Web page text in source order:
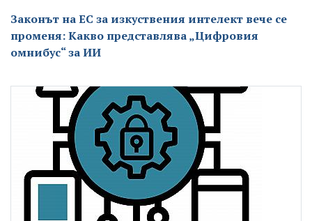
Законът на ЕС за изкуствения интелект вече се
променя: Какво представлява „Цифровия
омнибус“ за ИИ